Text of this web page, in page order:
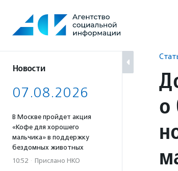
содержанию
Новости
07.08.2026
В Москве пройдет акция
«Кофе для хорошего
мальчика» в поддержку
бездомных животных
10:52 · Прислано НКО
о